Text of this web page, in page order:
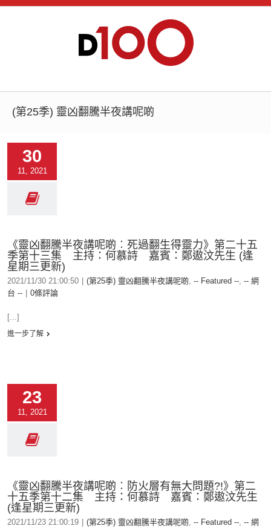
(第25季) 靈凶翻騰半夜講呢啲
30
11, 2021
《靈凶翻騰半夜講呢啲︰死過翻生得靈力》第二十五
季第十三集 主持：何慕詩 嘉賓：鄭遨汶先生 (逢
星期三更新)
2021/11/30 21:00:50 (第25季) 靈凶翻騰半夜講呢啲, -- Featured --, -- 網
台 --
0條評論
[...]
進一步了解
23
11, 2021
《靈凶翻騰半夜講呢啲︰防火層有無大問題?!》第二
十五季第十二集 主持：何慕詩 嘉賓：鄭遨汶先生
(逢星期三更新)
2021/11/23 21:00:19 (第25季) 靈凶翻騰半夜講呢啲, -- Featured --, -- 網